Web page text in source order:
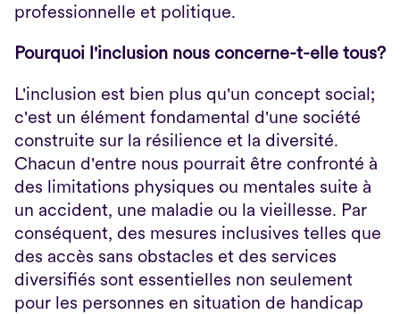
professionnelle et politique.
Pourquoi l'inclusion nous concerne-t-elle tous?
L'inclusion est bien plus qu'un concept social;
c'est un élément fondamental d'une société
construite sur la résilience et la diversité.
Chacun d'entre nous pourrait être confronté à
des limitations physiques ou mentales suite à
un accident, une maladie ou la vieillesse. Par
conséquent, des mesures inclusives telles que
des accès sans obstacles et des services
diversifiés sont essentielles non seulement
pour les personnes en situation de handicap